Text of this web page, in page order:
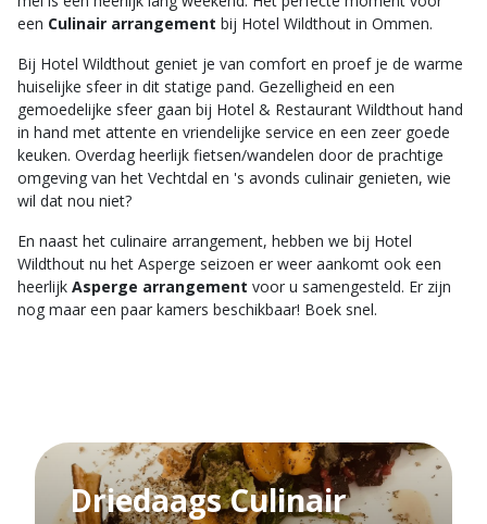
een Culinair arrangement bij Hotel Wildthout in Ommen.
Bij Hotel Wildthout geniet je van comfort en proef je de warme
huiselijke sfeer in dit statige pand. Gezelligheid en een
gemoedelijke sfeer gaan bij Hotel & Restaurant Wildthout hand
in hand met attente en vriendelijke service en een zeer goede
keuken. Overdag heerlijk fietsen/wandelen door de prachtige
omgeving van het Vechtdal en 's avonds culinair genieten, wie
wil dat nou niet?
En naast het culinaire arrangement, hebben we bij Hotel
Wildthout nu het Asperge seizoen er weer aankomt ook een
heerlijk Asperge arrangement voor u samengesteld. Er zijn
nog maar een paar kamers beschikbaar! Boek snel.
Driedaags Culinair